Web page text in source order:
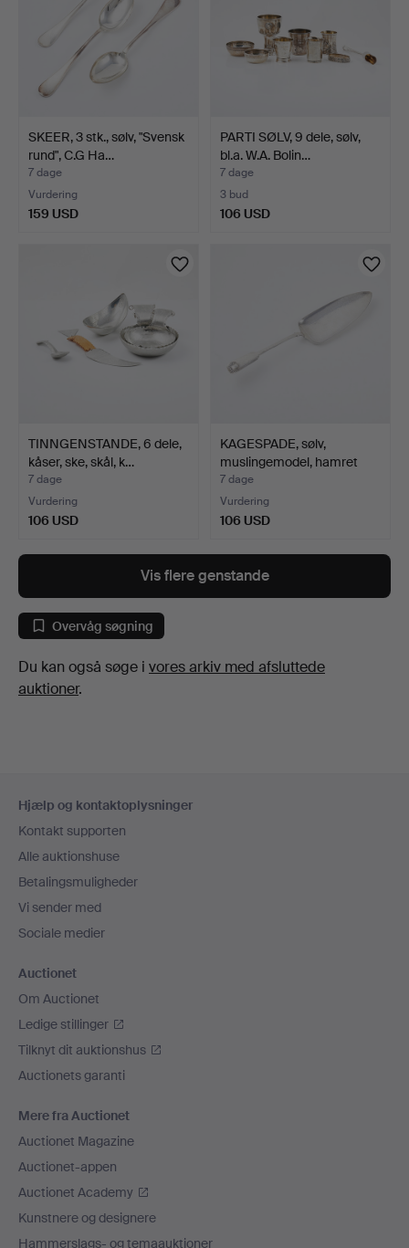
SKEER, 3 stk., sølv, "Svensk
rund", C.G Ha…
7 dage
Vurdering
159 USD
PARTI SØLV, 9 dele, sølv,
bl.a. W.A. Bolin…
7 dage
3 bud
106 USD
TINNGENSTANDE, 6 dele,
kåser, ske, skål, k…
7 dage
Vurdering
106 USD
KAGESPADE, sølv,
muslingemodel, hamret
dek…
7 dage
Vurdering
106 USD
Vis flere genstande
Overvåg søgning
Du kan også søge i vores arkiv med afsluttede
auktioner.
Hjælp og kontaktoplysninger
Kontakt supporten
Alle auktionshuse
Betalingsmuligheder
Vi sender med
Sociale medier
Auctionet
Om Auctionet
Ledige stillinger
Tilknyt dit auktionshus
Auctionets garanti
Mere fra Auctionet
Auctionet Magazine
Auctionet-appen
Auctionet Academy
Kunstnere og designere
Hammerslags- og temaauktioner